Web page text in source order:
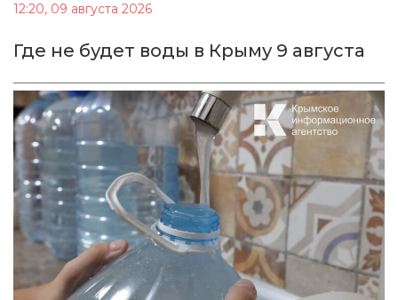
12:20, 09 августа 2026
Где не будет воды в Крыму 9 августа